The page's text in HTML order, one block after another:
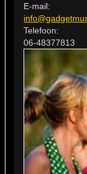
E-mail:
Telefoon:
06-48377813